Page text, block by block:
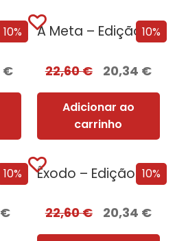
10%
Esse Não É o Meu Nome – Edição com EDGES
€
10%
A Meta – Edição com EDGES
22,60€ 20,34 €
Adicionar ao
carrinho
10%
Bando – Edição com EDGES
€
10%
Êxodo – Edição com EDGES
22,60€ 20,34 €